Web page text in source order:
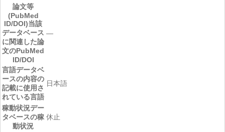
論文等
(PubMed
ID/DOI)当該
データベース
に関連した論
文のPubMed
ID/DOI
―
言語データベ
ースの内容の
記載に使用さ
れている言語
日本語
稼動状況デー
タベースの稼
動状況
休止